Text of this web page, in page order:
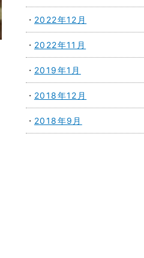
2022年12月
2022年11月
2019年1月
2018年12月
2018年9月